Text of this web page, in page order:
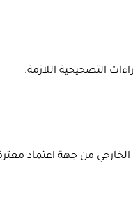
التصحيحية اللازمة.
من جهة اعتماد